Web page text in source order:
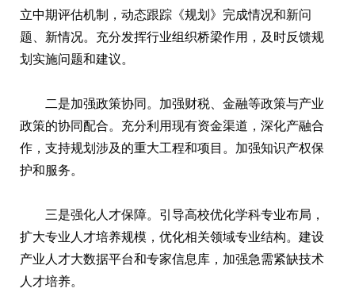
立中期评估机制，动态跟踪《规划》完成情况和新问
题、新情况。充分发挥行业组织桥梁作用，及时反馈规
划实施问题和建议。
二是加强政策协同。加强财税、金融等政策与产业
政策的协同配合。充分利用现有资金渠道，深化产融合
作，支持规划涉及的重大工程和项目。加强知识产权保
护和服务。
三是强化人才保障。引导高校优化学科专业布局，
扩大专业人才培养规模，优化相关领域专业结构。建设
产业人才大数据平台和专家信息库，加强急需紧缺技术
人才培养。